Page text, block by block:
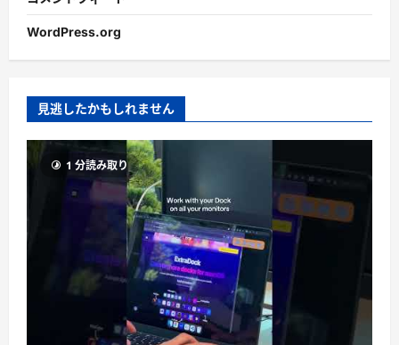
WordPress.org
見逃したかもしれません
1 分読み取り